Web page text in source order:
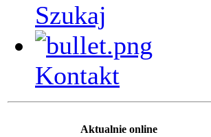
Szukaj
Kontakt
Aktualnie online